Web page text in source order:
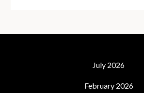
July 2026
February 2026